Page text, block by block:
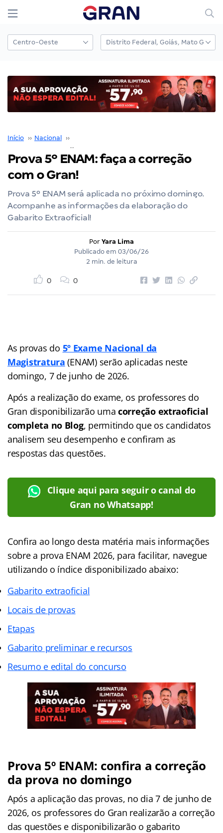
Início ›› Nacional ››
Prova 5º ENAM: faça a correção
com o Gran!
Prova 5º ENAM será aplicada no próximo domingo.
Acompanhe as informações da elaboração do
Gabarito Extraoficial!
Por Yara Lima
Publicado em 03/06/26
2 min. de leitura
0 0
As provas do 5º Exame Nacional da
Magistratura (ENAM) serão aplicadas neste
domingo, 7 de junho de 2026.
Após a realização do exame, os professores do
Gran disponibilizarão uma correção extraoficial
completa no Blog, permitindo que os candidatos
analisem seu desempenho e confiram as
respostas das questões.
Clique aqui para seguir o canal do
Gran no Whatsapp!
Confira ao longo desta matéria mais informações
sobre a prova ENAM 2026, para facilitar, navegue
utilizando o índice disponibilizado abaixo:
Gabarito extraoficial
Locais de provas
Etapas
Gabarito preliminar e recursos
Resumo e edital do concurso
Prova 5º ENAM: confira a correção
da prova no domingo
Após a aplicação das provas, no dia 7 de junho de
2026, os professores do Gran realizarão a correção
das questões e disponibilizarão o gabarito